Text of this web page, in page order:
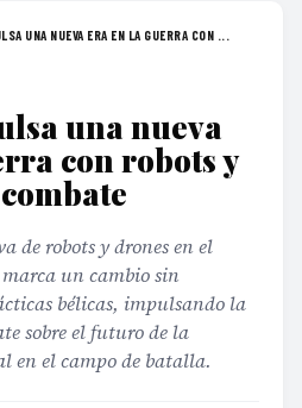
UNA NUEVA ERA EN LA GUERRA CON ...
una nueva
con robots y
de robots y drones en el
un cambio sin
bélicas, impulsando la
sobre el futuro de la
el campo de batalla.